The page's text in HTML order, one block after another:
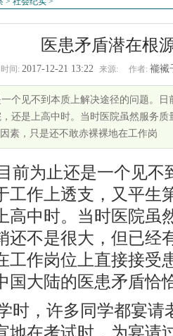
医患矛盾潜在根
时间: 2017-12-21 13:22 来源: 作者: 褦
个见不到本质上解决途径的问题。
还是上高中时。当时医院虽然服务
素，只是还不敢赤裸裸地在工作岗
前为止还是一个见不
工作上透支，又平生
高中时。当时医院虽
还不是很大，但已经
工作岗位上直接接受
国大陆的医患矛盾恰
时，许多同学都宴请